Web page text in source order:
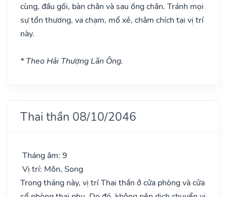
cùng, đầu gối, bàn chân và sau ống chân. Tránh mọi
sự tổn thương, va chạm, mổ xẻ, châm chích tại vị trí
này.
* Theo Hải Thượng Lãn Ông.
Thai thần 08/10/2046
Tháng âm: 9
Vị trí: Môn, Song
Trong tháng này, vị trí Thai thần ở cửa phòng và cửa